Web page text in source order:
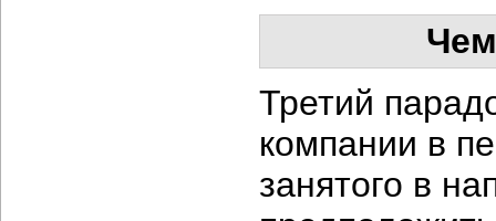
Третий
компании в
занятого в